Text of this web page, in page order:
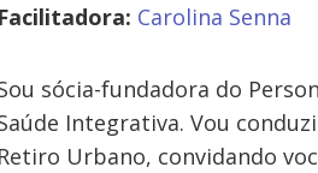
Carolina Senna
sócia-fundadora do
Integrativa. Vou
Urbano, convidando